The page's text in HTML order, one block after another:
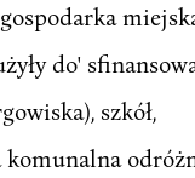
do'
szkół,